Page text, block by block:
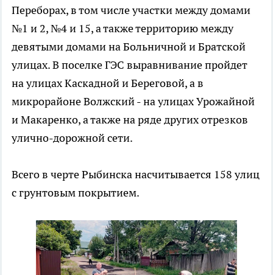
Переборах, в том числе участки между домами
№1 и 2, №4 и 15, а также территорию между
девятыми домами на Больничной и Братской
улицах. В поселке ГЭС выравнивание пройдет
на улицах Каскадной и Береговой, а в
микрорайоне Волжский - на улицах Урожайной
и Макаренко, а также на ряде других отрезков
улично-дорожной сети.
Всего в черте Рыбинска насчитывается 158 улиц
с грунтовым покрытием.